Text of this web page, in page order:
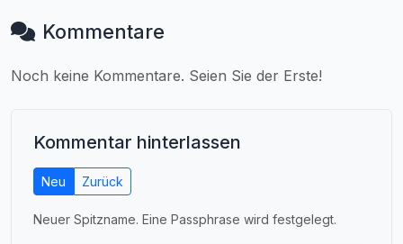
Kommentare
Noch keine Kommentare. Seien Sie der Erste!
Kommentar hinterlassen
Neu Zurück
Neuer Spitzname. Eine Passphrase wird festgelegt.